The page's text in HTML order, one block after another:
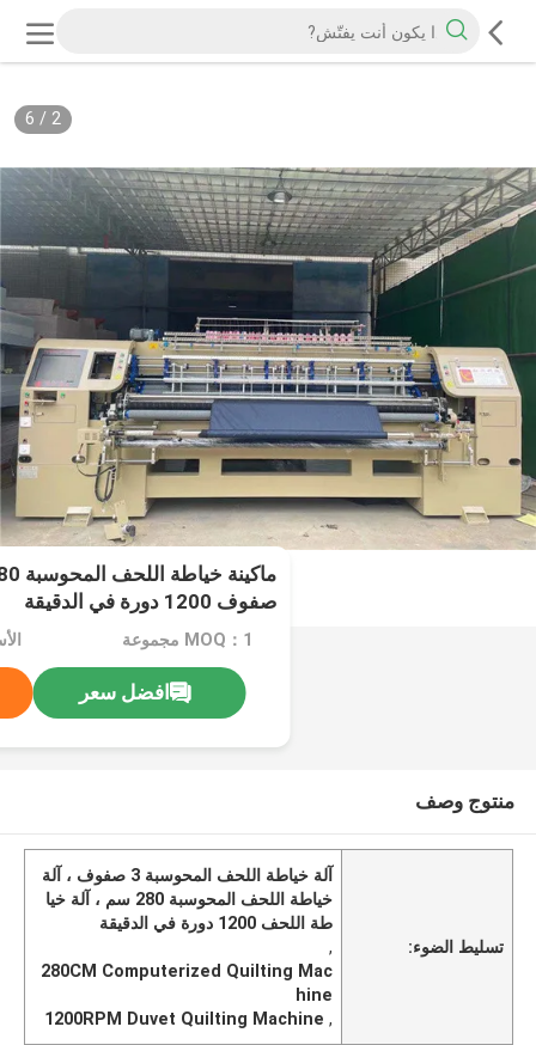
2
/
6
صفوف 1200 دورة في الدقيقة
MOQ：1 مجموعة
افضل سعر
منتوج وصف
تسليط الضوء:
آلة خياطة اللحف المحوسبة 3 صفوف ، آلة
خياطة اللحف المحوسبة 280 سم ، آلة خيا
طة اللحف 1200 دورة في الدقيقة
,
280CM Computerized Quilting Mac
hine
,
1200RPM Duvet Quilting Machine